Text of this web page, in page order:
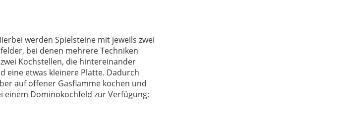
werden Spielsteine mit jeweils zwei
bei denen mehrere Techniken
Kochstellen, die hintereinander
eine etwas kleinere Platte. Dadurch
auf offener Gasflamme kochen und
einem Dominokochfeld zur Verfügung: